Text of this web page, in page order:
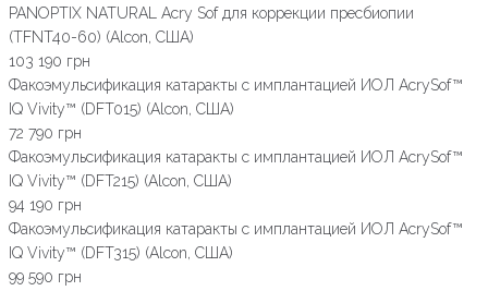
PANOPTIX NATURAL Acry Sof для коррекции пресбиопии
(TFNT40-60) (Alcon, США)
103 190 грн
Факоэмульсификация катаракты с имплантацией ИОЛ AcrySof™
IQ Vivity™ (DFT015) (Alcon, США)
72 790 грн
Факоэмульсификация катаракты с имплантацией ИОЛ AcrySof™
IQ Vivity™ (DFT215) (Alcon, США)
94 190 грн
Факоэмульсификация катаракты с имплантацией ИОЛ AcrySof™
IQ Vivity™ (DFT315) (Alcon, США)
99 590 грн